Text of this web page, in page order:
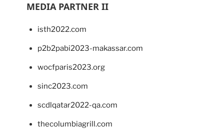
MEDIA PARTNER II
isth2022.com
p2b2pabi2023-makassar.com
wocfparis2023.org
sinc2023.com
scdlqatar2022-qa.com
thecolumbiagrill.com